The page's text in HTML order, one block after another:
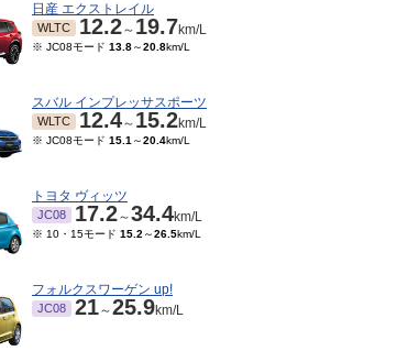
日産 エクストレイル
WLTC 12.2～ 19.7km/L
※ JC08モード 13.8～20.8km/L
スバル インプレッサスポーツ
WLTC 12.4～ 15.2km/L
※ JC08モード 15.1 ～20.4km/L
トヨタ ヴィッツ
JC08 17.2～34.4km/L
※ 10・15モード 15.2 ～26.5km/L
フォルクスワーゲン up!
JC08 21～25.9km/L